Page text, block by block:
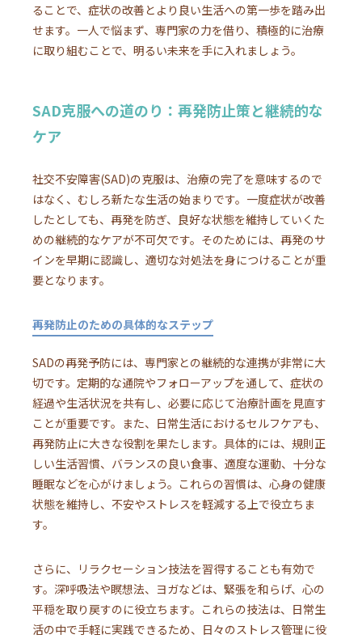
ることで、症状の改善とより良い生活への第一歩を踏み出
せます。一人で悩まず、専門家の力を借り、積極的に治療
に取り組むことで、明るい未来を手に入れましょう。
SAD克服への道のり：再発防止策と継続的な
ケア
社交不安障害(SAD)の克服は、治療の完了を意味するので
はなく、むしろ新たな生活の始まりです。一度症状が改善
したとしても、再発を防ぎ、良好な状態を維持していくた
めの継続的なケアが不可欠です。そのためには、再発のサ
インを早期に認識し、適切な対処法を身につけることが重
要となります。
再発防止のための具体的なステップ
SADの再発予防には、専門家との継続的な連携が非常に大
切です。定期的な通院やフォローアップを通して、症状の
経過や生活状況を共有し、必要に応じて治療計画を見直す
ことが重要です。また、日常生活におけるセルフケアも、
再発防止に大きな役割を果たします。具体的には、規則正
しい生活習慣、バランスの良い食事、適度な運動、十分な
睡眠などを心がけましょう。これらの習慣は、心身の健康
状態を維持し、不安やストレスを軽減する上で役立ちま
す。
さらに、リラクセーション技法を習得することも有効で
す。深呼吸法や瞑想法、ヨガなどは、緊張を和らげ、心の
平穏を取り戻すのに役立ちます。これらの技法は、日常生
活の中で手軽に実践できるため、日々のストレス管理に役